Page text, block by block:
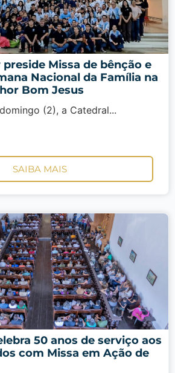
Missa de bênção e
Nacional da Família na
Bom Jesus
(2), a Catedral...
SAIBA MAIS
50 anos de serviço aos
com Missa em Ação de